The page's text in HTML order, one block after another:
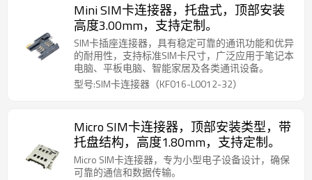
Mini SIM卡连接器，托盘式，顶部安装
高度3.00mm，支持定制。
SIM卡插座连接器，具有稳定可靠的通讯功能和优异
的耐用性，支持标准SIM卡尺寸，广泛应用于笔记本
电脑、平板电脑、智能家居及各类通讯设备。
型号:SIM卡连接器（KF016-L0012-32）
Micro SIM卡连接器，顶部安装类型，带
托盘结构，高度1.80mm，支持定制。
Micro SIM卡连接器，专为小型电子设备设计，确保
可靠的通信和数据传输。